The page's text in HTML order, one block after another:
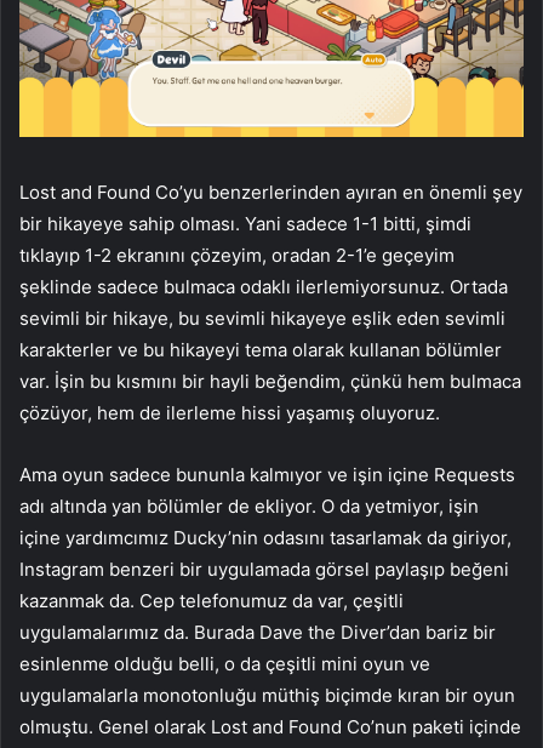
Lost and Found Co’yu benzerlerinden ayıran en önemli şey
bir hikayeye sahip olması. Yani sadece 1-1 bitti, şimdi
tıklayıp 1-2 ekranını çözeyim, oradan 2-1’e geçeyim
şeklinde sadece bulmaca odaklı ilerlemiyorsunuz. Ortada
sevimli bir hikaye, bu sevimli hikayeye eşlik eden sevimli
karakterler ve bu hikayeyi tema olarak kullanan bölümler
var. İşin bu kısmını bir hayli beğendim, çünkü hem bulmaca
çözüyor, hem de ilerleme hissi yaşamış oluyoruz.
Ama oyun sadece bununla kalmıyor ve işin içine Requests
adı altında yan bölümler de ekliyor. O da yetmiyor, işin
içine yardımcımız Ducky’nin odasını tasarlamak da giriyor,
Instagram benzeri bir uygulamada görsel paylaşıp beğeni
kazanmak da. Cep telefonumuz da var, çeşitli
uygulamalarımız da. Burada Dave the Diver’dan bariz bir
esinlenme olduğu belli, o da çeşitli mini oyun ve
uygulamalarla monotonluğu müthiş biçimde kıran bir oyun
olmuştu. Genel olarak Lost and Found Co’nun paketi içinde